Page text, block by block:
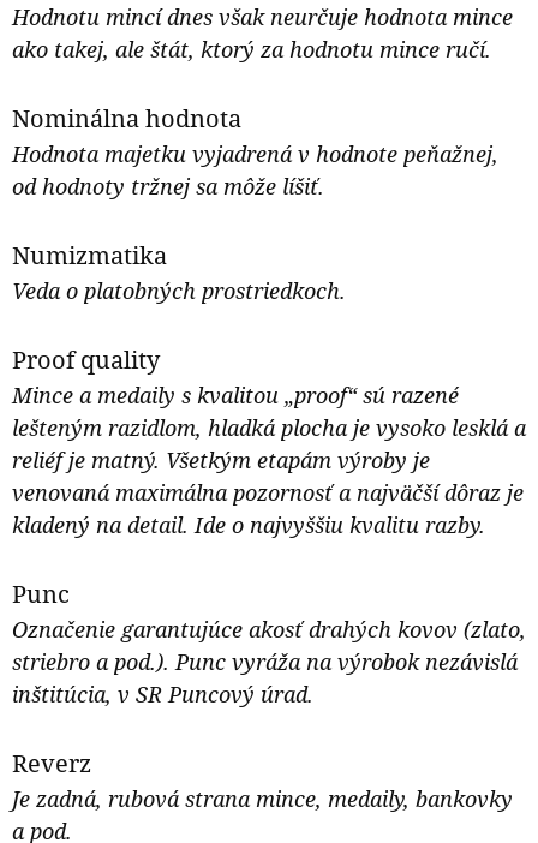
Hodnotu mincí dnes však neurčuje hodnota mince
ako takej, ale štát, ktorý za hodnotu mince ručí.
Nominálna hodnota
Hodnota majetku vyjadrená v hodnote peňažnej,
od hodnoty tržnej sa môže líšiť.
Numizmatika
Veda o platobných prostriedkoch.
Proof quality
Mince a medaily s kvalitou „proof“ sú razené
lešteným razidlom, hladká plocha je vysoko lesklá a
reliéf je matný. Všetkým etapám výroby je
venovaná maximálna pozornosť a najväčší dôraz je
kladený na detail. Ide o najvyššiu kvalitu razby.
Punc
Označenie garantujúce akosť drahých kovov (zlato,
striebro a pod.). Punc vyráža na výrobok nezávislá
inštitúcia, v SR Puncový úrad.
Reverz
Je zadná, rubová strana mince, medaily, bankovky
a pod.